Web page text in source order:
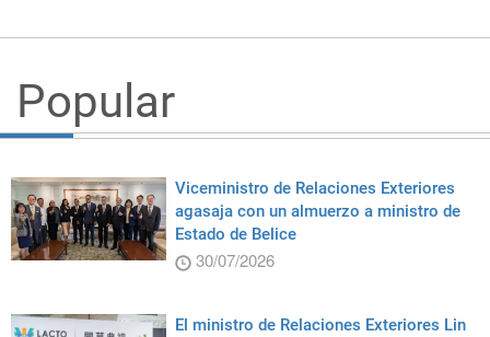
Popular
Viceministro de Relaciones Exteriores
agasaja con un almuerzo a ministro de
Estado de Belice
30/07/2026
El ministro de Relaciones Exteriores Lin